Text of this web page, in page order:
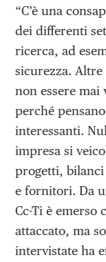
“C’è una
dei differenti
ricerca, ad
sicurezza.
non essere
perché
interessanti.
impresa si
progetti,
e fornitori. Da
Cc-Ti è emerso
attaccato, ma
intervistate ha